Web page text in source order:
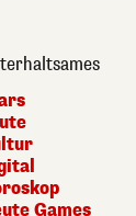
Games